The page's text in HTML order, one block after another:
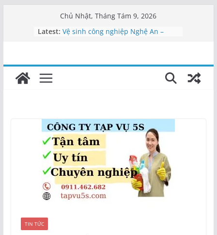
Chủ Nhật, Tháng Tám 9, 2026
Latest: Vệ sinh công nghiệp Nghệ An –
Cung cấp nhân viên vệ sinh Nghệ
TIN TỨC